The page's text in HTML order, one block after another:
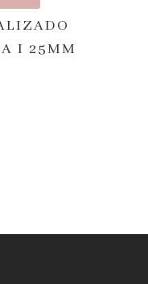
I 25MM